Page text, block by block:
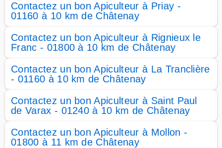
Contactez un bon Apiculteur à Priay -
01160 à 10 km de Châtenay
Contactez un bon Apiculteur à Rignieux le
Franc - 01800 à 10 km de Châtenay
Contactez un bon Apiculteur à La Tranclière
- 01160 à 10 km de Châtenay
Contactez un bon Apiculteur à Saint Paul
de Varax - 01240 à 10 km de Châtenay
Contactez un bon Apiculteur à Mollon -
01800 à 11 km de Châtenay